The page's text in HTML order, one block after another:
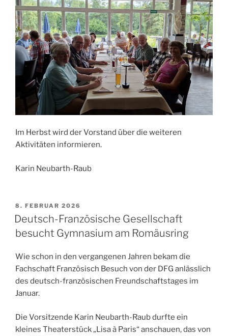
Im Herbst wird der Vorstand über die weiteren
Aktivitäten informieren.
Karin Neubarth-Raub
VERÖFFENTLICHT
AM
8. FEBRUAR 2026
Deutsch-Französische Gesellschaft
besucht Gymnasium am Romäusring
Wie schon in den vergangenen Jahren bekam die
Fachschaft Französisch Besuch von der DFG anlässlich
des deutsch-französischen Freundschaftstages im
Januar.
Die Vorsitzende Karin Neubarth-Raub durfte ein
kleines Theaterstück „Lisa à Paris“ anschauen, das von